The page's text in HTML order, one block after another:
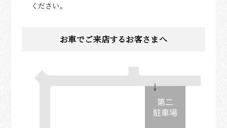
ください。
お車でご来店するお客さまへ